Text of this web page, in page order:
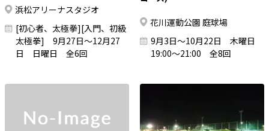
浜松アリーナスタジオ
[初心者、太極拳][入門、初級
太極拳] 9月27日～12月27
日 日曜日 全6回
花川運動公園 庭球場
9月3日～10月22日 木曜日
19:00～21:00 全8回